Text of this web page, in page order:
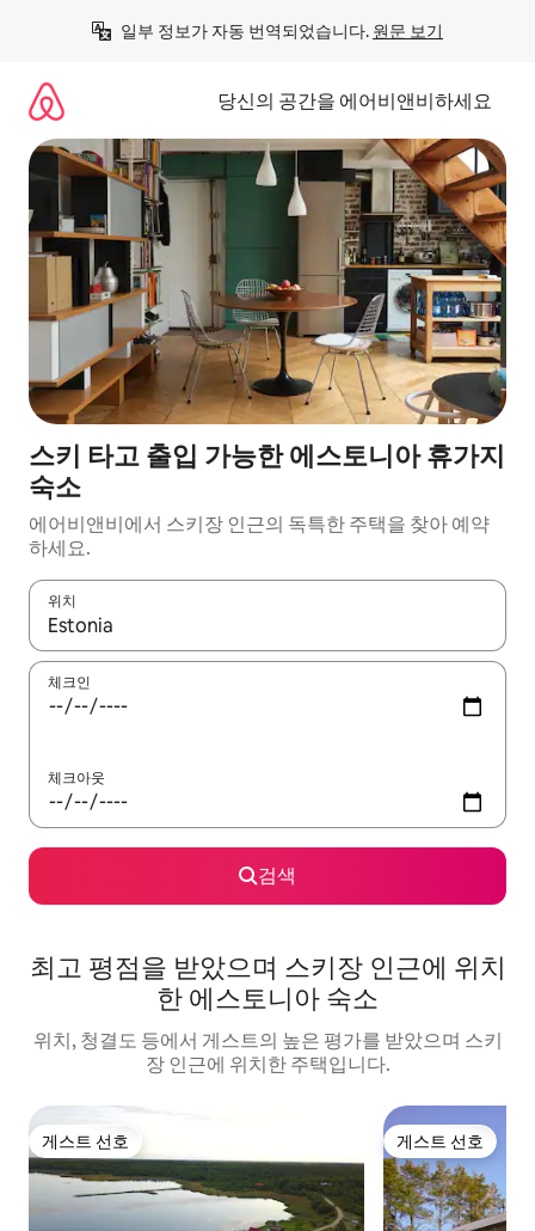
일부 정보가 자동 번역되었습니다. 원문 보기
당신의 공간을 에어비앤비하세요
스키 타고 출입 가능한 에스토니아 휴가지
숙소
에어비앤비에서 스키장 인근의 독특한 주택을 찾아 예약
하세요.
위치
결과가 나오면 위·아래 화살표 키를 사용하거나 터치 또는 스와이
체크인
체크아웃
검색
최고 평점을 받았으며 스키장 인근에 위치
한 에스토니아 숙소
위치, 청결도 등에서 게스트의 높은 평가를 받았으며 스키
장 인근에 위치한 주택입니다.
게스트 선호
게스트 선호 게스트 선호
게스트 선호